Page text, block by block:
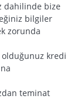
dahilinde bize
bilgiler
zorunda
olduğunuz kredi
teminat